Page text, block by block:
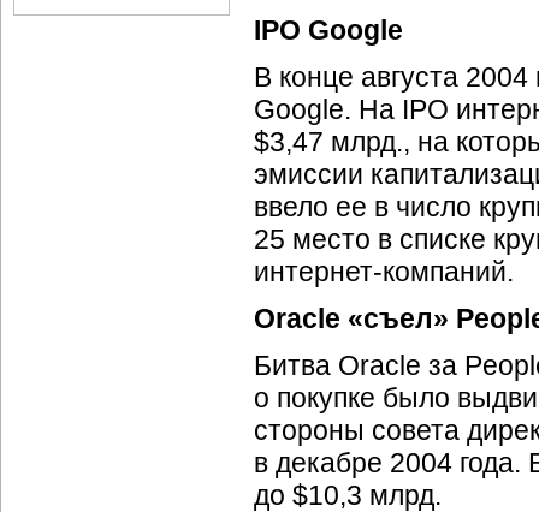
IPO Google
В конце августа
Google. На IPO
$3,47 млрд., на
эмиссии
ввело ее в число
25 место в списке
интернет-компаний.
Oracle «съел»
Битва Oracle за
о покупке было
стороны совета
в декабре 2004
до $10,3 млрд.